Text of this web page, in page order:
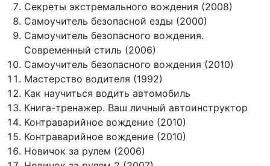
Секреты экстремального вождения (2008)
Самоучитель безопасной езды (2000)
Самоучитель безопасного вождения.
Современный стиль (2006)
Самоучитель безопасного вождения (2010)
Мастерство водителя (1992)
Как научиться водить автомобиль
Книга-тренажер. Ваш личный автоинструктор
Контраварийное вождение (2010)
Контраварийное вождение (2010)
Новичок за рулем (2006)